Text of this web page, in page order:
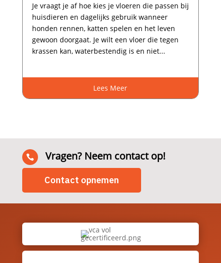
Je vraagt je af hoe kies je vloeren die passen bij
huisdieren en dagelijks gebruik wanneer
honden rennen, katten spelen en het leven
gewoon doorgaat.​ Je wilt een vloer die tegen
krassen kan, waterbestendig is en niet...
Lees Meer
 Vragen? Neem contact op!
Contact opnemen